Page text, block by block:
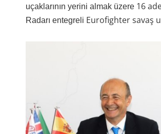
uçaklarının yerini almak üzere 16
Radarı entegreli Eurofighter savaş